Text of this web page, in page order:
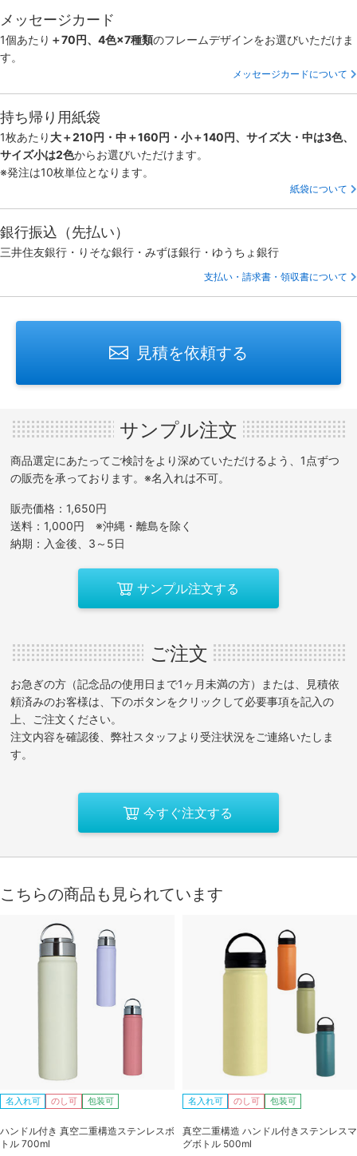
メッセージカード
1個あたり ＋70円、4色×7種類のフレームデザインをお選びいただけま
す。
メッセージカードについて
持ち帰り用紙袋
1枚あたり 大＋210円・中＋160円・小＋140円、サイズ大・中は3色、
サイズ小は2色からお選びいただけます。
※発注は10枚単位となります。
紙袋について
銀行振込（先払い）
三井住友銀行・りそな銀行・みずほ銀行・ゆうちょ銀行
支払い・請求書・領収書について
見積を依頼する
サンプル注文
商品選定にあたってご検討をより深めていただけるよう、1点ずつ
の販売を承っております。※名入れは不可。
販売価格：1,650円
送料：1,000円 ※沖縄・離島を除く
納期：入金後、3～5日
サンプル注文する
ご注文
お急ぎの方（記念品の使用日まで1ヶ月未満の方）または、見積依
頼済みのお客様は、下のボタンをクリックして必要事項を記入の
上、ご注文ください。
注文内容を確認後、弊社スタッフより受注状況をご連絡いたしま
す。
今すぐ注文する
こちらの商品も見られています
名入れ可 のし可 包装可
ハンドル付き 真空二重構造ステンレスボ
トル 700ml
名入れ可 のし可 包装可
真空二重構造 ハンドル付きステンレスマ
グボトル 500ml